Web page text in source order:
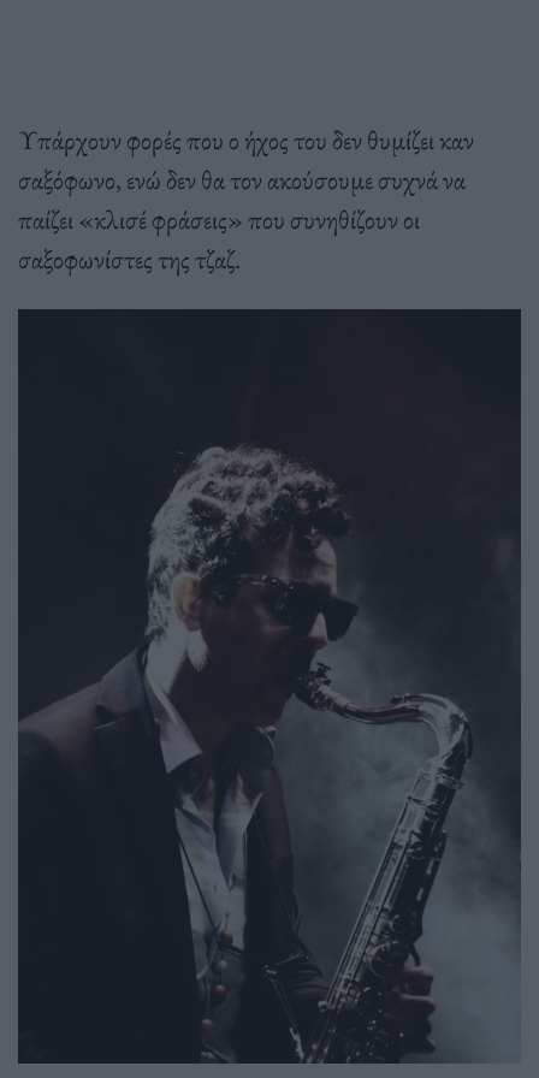
Υπάρχουν φορές που ο ήχος του δεν θυμίζει καν
σαξόφωνο, ενώ δεν θα τον ακούσουμε συχνά να
παίζει «κλισέ φράσεις» που συνηθίζουν οι
σαξοφωνίστες της τζαζ.